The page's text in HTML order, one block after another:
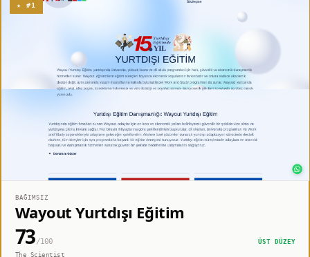
★ #1
BAĞIMSIZ
Wayout Yurtdışı Eğitim
73/100
ÜST DÜZEY
The Scientist